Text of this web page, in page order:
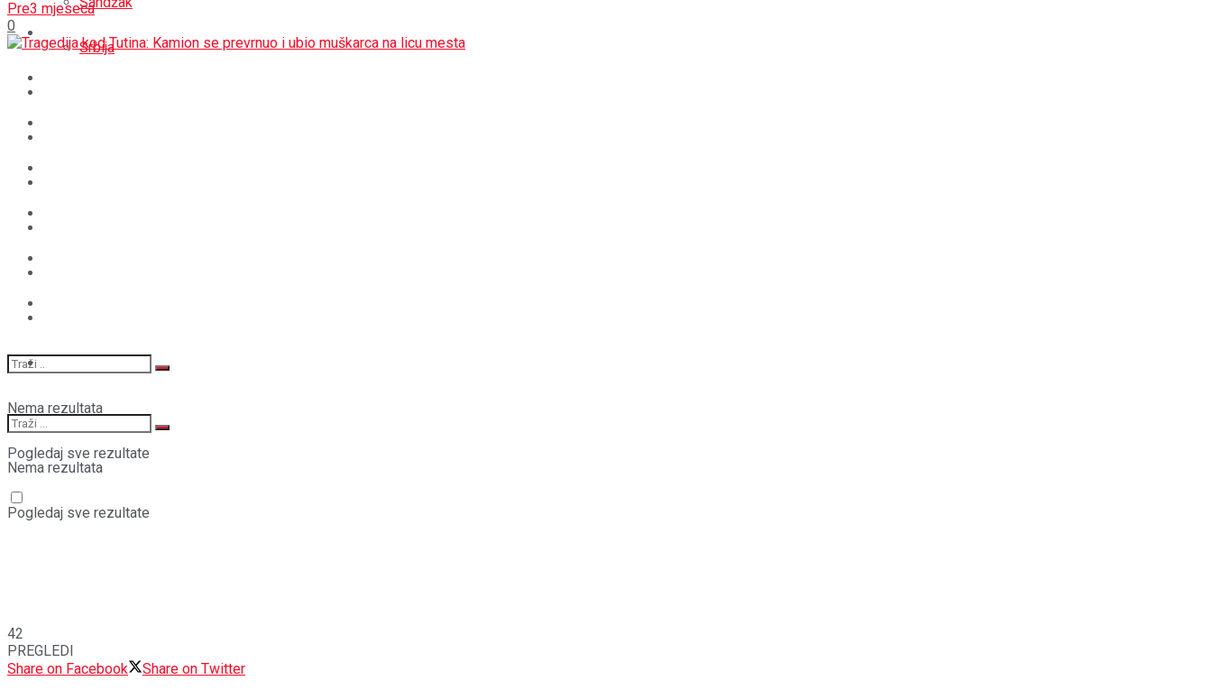
REGIJA
Nema rezultata
Pogledaj sve rezultate
Srbija
SPORT
Nema rezultata
Pogledaj sve rezultate
Pre3 mjeseca
0
42
PREGLEDI
Share on Facebook
Share on Twitter